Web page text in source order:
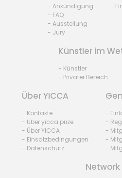
- Ankündigung
- FAQ
- Ausstellung
- Jury
-
Künstler im
- Künstler
- Privater Bereich
Über YICCA
- Kontakte
- Über yicca prize
- Über YICCA
- Einsatzbedingungen
- Datenschutz
-
-
-
-
-
Network